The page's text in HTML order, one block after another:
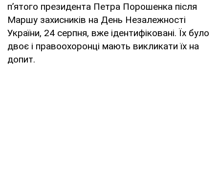
п’ятого президента Петра Порошенка після
Маршу захисників на День Незалежності
України, 24 серпня, вже ідентифіковані. Їх було
двоє і правоохоронці мають викликати їх на
допит.